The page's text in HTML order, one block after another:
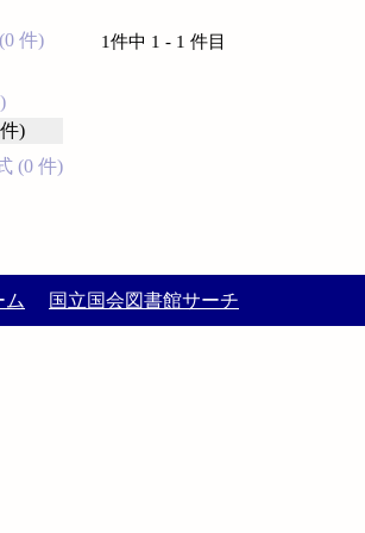
件)
)
(0 件)
1件中 1 - 1 件目
ム 国立国会図書館サーチ